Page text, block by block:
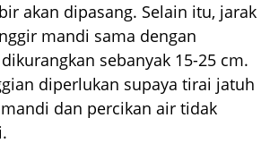
akan dipasang. Selain itu, jarak
mandi sama dengan
sebanyak 15-25 cm.
diperlukan supaya tirai jatuh
dan percikan air tidak